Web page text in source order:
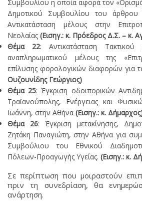
Συμβουλίου η οποία αφορά τον
Δημοτικού Συμβουλίου του
Αντικατάσταση μέλους στην
Νεολαίας (Εισηγ.: κ. Πρόεδρος Δ.Σ. – κ.
Θέμα 22: Αντικατάσταση
αναπληρωματικού μέλους της
επίλυσης φορολογικών διαφορών για
Ουζουνίδης Γεώργιος)
Θέμα 25: Έγκριση οδοιπορικών
Τραϊανούπολης, Ενέργειας και
Ιωάννη, στην Αθήνα (Εισηγ.: κ.
Θέμα 26: Έγκριση μετακίνησης,
Ζητάκη Παναγιώτη, στην Αθήνα για
Συμβούλιου του Εθνικού
Πόλεων-Προαγωγής Υγείας. (Εισηγ.: κ.
Σε περίπτωση που μοιραστούν
πριν τη συνεδρίαση, θα
ανάρτηση.